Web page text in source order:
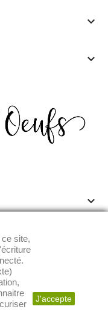
keyboard_arrow_down
keyboard_arrow_down
site,
J'accepte
keyboard_arrow_down